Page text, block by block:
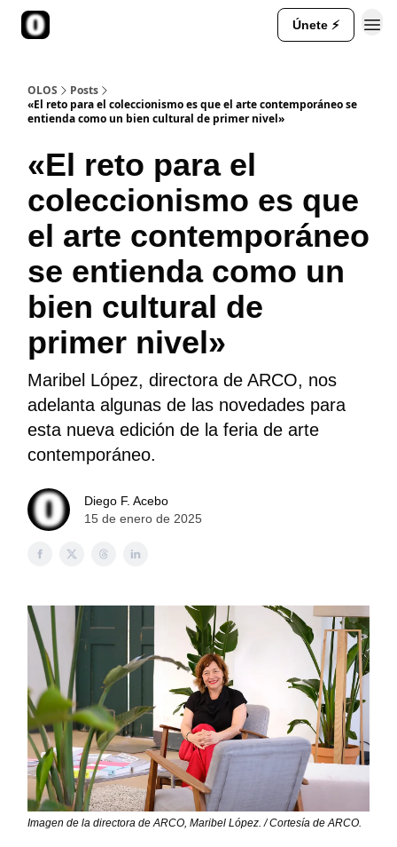
Únete ⚡
OLOS
Posts
«El reto para el coleccionismo es que el arte contemporáneo se
entienda como un bien cultural de primer nivel»
«El reto para el
coleccionismo es que
el arte contemporáneo
se entienda como un
bien cultural de
primer nivel»
Maribel López, directora de ARCO, nos
adelanta algunas de las novedades para
esta nueva edición de la feria de arte
contemporáneo.
Diego F. Acebo
15 de enero de 2025
Imagen de la directora de ARCO, Maribel López. / Cortesía de ARCO.